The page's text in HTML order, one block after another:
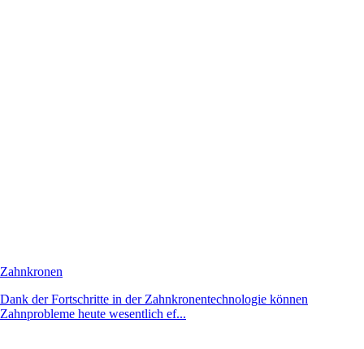
Zahnkronen
Dank der Fortschritte in der Zahnkronentechnologie können
Zahnprobleme heute wesentlich ef...